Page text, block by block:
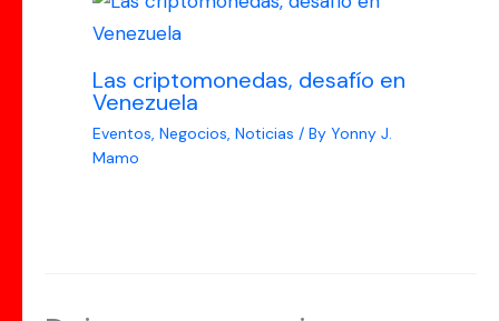
Las criptomonedas, desafío en
Venezuela
Eventos, Negocios, Noticias / By Yonny J.
Mamo